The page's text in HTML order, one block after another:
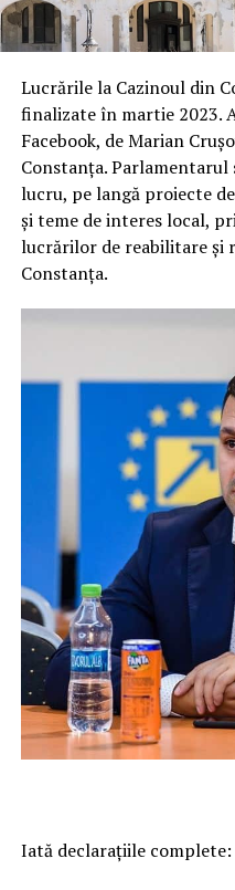
Lucrările la Cazinoul din
finalizate în martie 2023.
Facebook, de Marian
Constanța. Parlamentarul
lucru, pe langă proiecte
și teme de interes local,
lucrărilor de reabilitare și
Constanța.
Iată declarațiile complete: